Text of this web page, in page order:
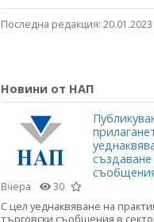
Последна редакция: 20.01.2023
Новини от НАП
Вчера 30
С цел уеднаквяване на
търговски съобщения в